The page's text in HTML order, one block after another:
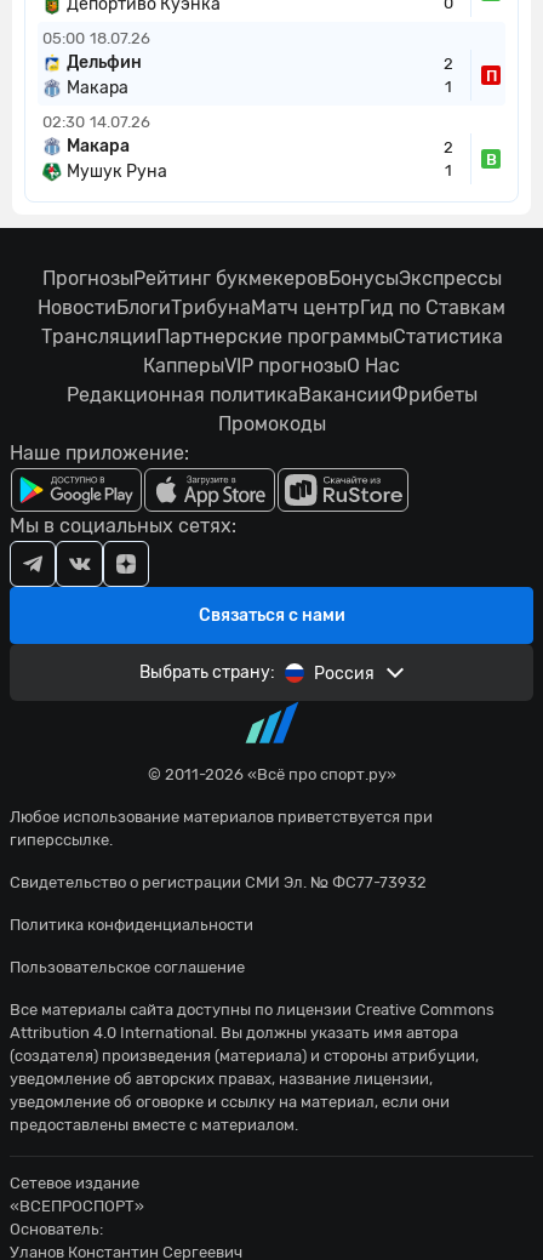
Депортиво Куэнка
05:00 18.07.26
Дельфин
Макара
2
1
П
02:30 14.07.26
Макара
Мушук Руна
2
1
В
© 2011-2026 «Всё про спорт.ру»
Любое использование материалов приветствуется при
гиперссылке.
Свидетельство о регистрации СМИ Эл. № ФС77-73932
Политика конфиденциальности
Пользовательское соглашение
ПрогнозыРейтинг букмекеровБонусыЭкспрессы
НовостиБлогиТрибунаМатч центрГид по Ставкам
ТрансляцииПартнерские программыСтатистика
КапперыVIP прогнозыО Нас
Редакционная политикаВакансииФрибеты
Промокоды
Наше приложение:
Связаться с нами
Мы в социальных сетях:
Выбрать страну: Россия
Все материалы сайта доступны по лицензии Creative Commons
Attribution 4.0 International. Вы должны указать имя автора
(создателя) произведения (материала) и стороны атрибуции,
уведомление об авторских правах, название лицензии,
уведомление об оговорке и ссылку на материал, если они
предоставлены вместе с материалом.
Сетевое издание
«ВСЕПРОСПОРТ»
Основатель:
Уланов Константин Сергеевич